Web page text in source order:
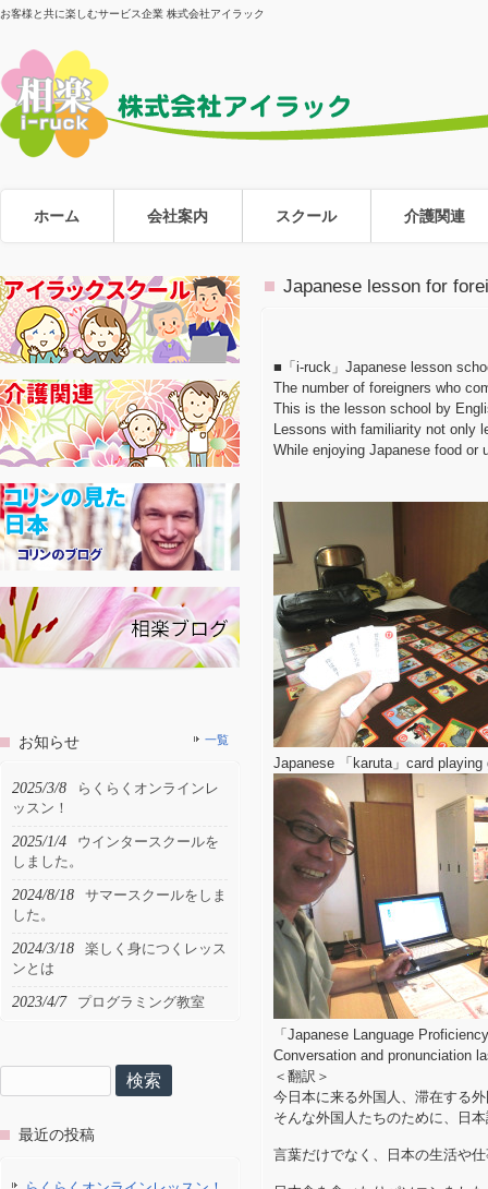
お客様と共に楽しむサービス企業 株式会社アイラック
ホーム 会社案内 スクール 介護関連
Japanese lesson for
■「i-ruck」Japanese lesson
The number of foreigners who
This is the lesson school by
Lessons with familiarity not only
While enjoying Japanese food
Japanese 「karuta」card playing
「Japanese Language
Conversation and pronunciation
＜翻訳＞
今日本に来る外国人、滞在する
そんな外国人たちのために、日
言葉だけでなく、日本の生活や
お知らせ 一覧
2025/3/8
らくらくオンラインレ
ッスン！
2025/1/4
ウインタースクールを
しました。
2024/8/18
サマースクールをしま
した。
2024/3/18
楽しく身につくレッス
ンとは
2023/4/7 プログラミング教室
索:
最近の投稿